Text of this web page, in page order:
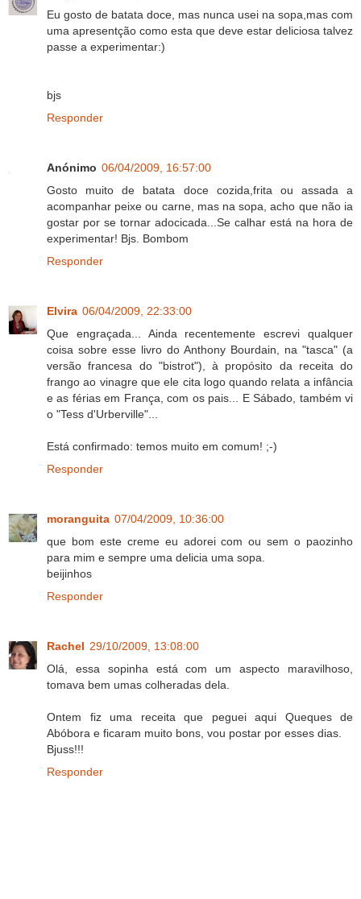
Eu gosto de batata doce, mas nunca usei na sopa,mas com
uma apresentção como esta que deve estar deliciosa talvez
passe a experimentar:)
bjs
Responder
Anónimo 06/04/2009, 16:57:00
Gosto muito de batata doce cozida,frita ou assada a
acompanhar peixe ou carne, mas na sopa, acho que não ia
gostar por se tornar adocicada...Se calhar está na hora de
experimentar! Bjs. Bombom
Responder
Elvira 06/04/2009, 22:33:00
Que engraçada... Ainda recentemente escrevi qualquer
coisa sobre esse livro do Anthony Bourdain, na "tasca" (a
versão francesa do "bistrot"), à propósito da receita do
frango ao vinagre que ele cita logo quando relata a infância
e as férias em França, com os pais... E Sábado, também vi
o "Tess d'Urberville"...
Está confirmado: temos muito em comum! ;-)
Responder
moranguita 07/04/2009, 10:36:00
que bom este creme eu adorei com ou sem o paozinho
para mim e sempre uma delicia uma sopa.
beijinhos
Responder
Rachel 29/10/2009, 13:08:00
Olá, essa sopinha está com um aspecto maravilhoso,
tomava bem umas colheradas dela.
Ontem fiz uma receita que peguei aqui Queques de
Abóbora e ficaram muito bons, vou postar por esses dias.
Bjuss!!!
Responder